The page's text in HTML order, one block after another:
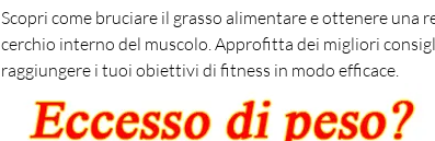
Scopri come bruciare il grasso alimentare e ottenere una
cerchio interno del muscolo. Approfitta dei migliori
raggiungere i tuoi obiettivi di fitness in modo efficace.